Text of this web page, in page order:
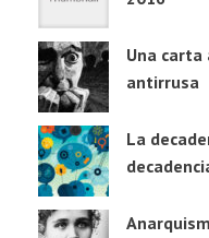
Una
antirrusa
La